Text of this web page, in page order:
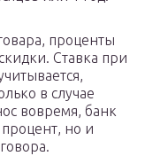
проценты
Ставка при
в случае
вовремя, банк
но и